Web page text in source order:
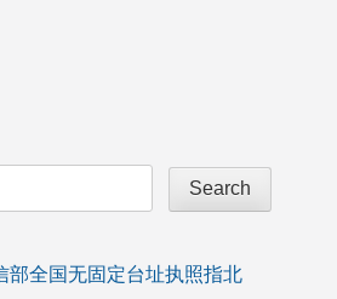
Search
部全国无固定台址执照指北